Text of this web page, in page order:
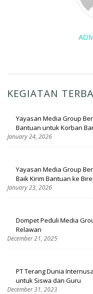
KEGIATAN
Yayasan Media Group
Bantuan untuk Korban
January 24, 2026
Yayasan Media Group
Baik Kirim Bantuan ke
January 23, 2026
Dompet Peduli Media
Relawan
December 21, 2025
PT Terang Dunia
untuk Siswa dan Guru
December 31, 2023